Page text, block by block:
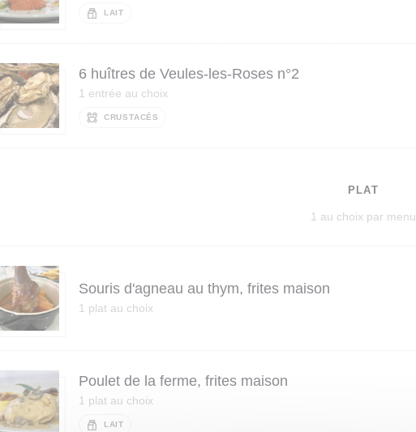
LAIT
6 huîtres de Veules-les-Roses n°2
1 entrée au choix
CRUSTACÉS
PLAT
1 au choix par menu
Souris d'agneau au thym, frites maison
1 plat au choix
Poulet de la ferme, frites maison
1 plat au choix
LAIT